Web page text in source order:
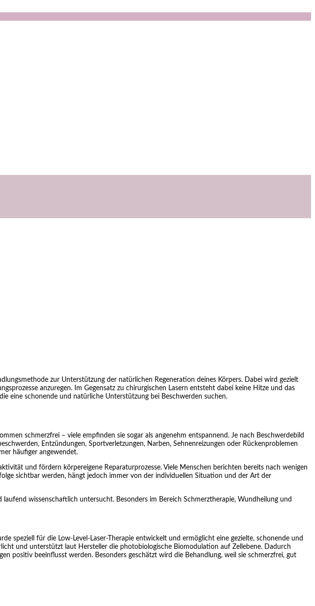
zur Unterstützung der natürlichen Regeneration deines Körpers. Dabei wird gezielt
anzuregen. Im Gegensatz zu chirurgischen Lasern entsteht dabei keine Hitze und das
eine schonende und natürliche Unterstützung bei Beschwerden suchen.
schmerzfrei – viele empfinden sie sogar als angenehm entspannend. Je nach Beschwerdebild
Entzündungen, Sportverletzungen, Narben, Sehnenreizungen oder Rückenproblemen
häufiger angewendet.
und fördern körpereigene Reparaturprozesse. Viele Menschen berichten bereits nach wenigen
sichtbar werden, hängt jedoch immer von der individuellen Situation und der Art der
wissenschaftlich untersucht. Besonders im Bereich Schmerztherapie, Wundheilung und
speziell für die Low-Level-Laser-Therapie entwickelt und ermöglicht eine gezielte, schonende und
und unterstützt laut Hersteller die photobiologische Biomodulation auf Zellebene. Dadurch
positiv beeinflusst werden. Besonders geschätzt wird die Behandlung, weil sie schmerzfrei, gut